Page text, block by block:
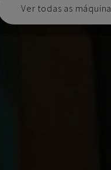
Ver todas as